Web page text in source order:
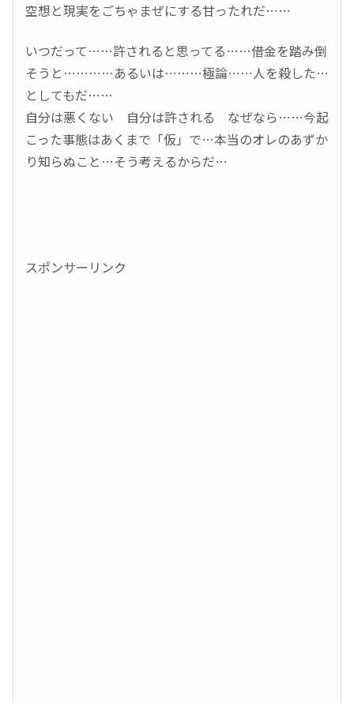
空想と現実をごちゃまぜにする甘ったれだ……
いつだって……許されると思ってる……借金を踏み倒
そうと…………あるいは………極論……人を殺した…
としてもだ……
自分は悪くない 自分は許される なぜなら……今起
こった事態はあくまで「仮」で…本当のオレのあずか
り知らぬこと…そう考えるからだ…
スポンサーリンク